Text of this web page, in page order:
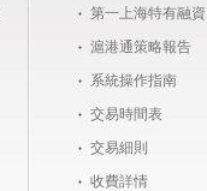
第一上海特有融資
滬港通策略報告
系統操作指南
交易時間表
交易細則
收費詳情